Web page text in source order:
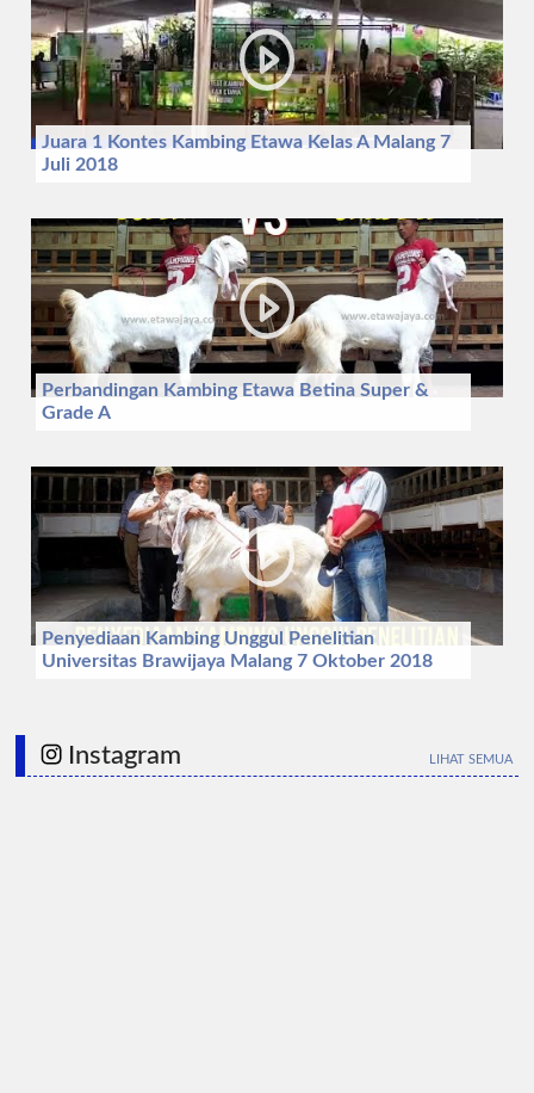
Juara 1 Kontes Kambing Etawa Kelas A Malang 7
Juli 2018
Perbandingan Kambing Etawa Betina Super &
Grade A
Penyediaan Kambing Unggul Penelitian
Universitas Brawijaya Malang 7 Oktober 2018
Instagram LIHAT SEMUA